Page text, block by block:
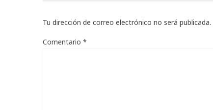
Tu dirección de correo electrónico no será publicada.
Comentario *